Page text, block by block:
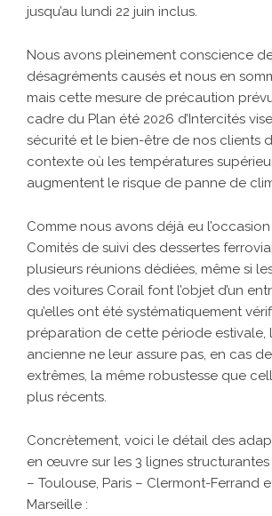
jusqu’au lundi 22 juin inclus.
Nous avons pleinement conscience
désagréments causés et nous en
mais cette mesure de précaution
cadre du Plan été 2026 d’Intercités
sécurité et le bien-être de nos clients
contexte où les températures
augmentent le risque de panne de
Comme nous avons déjà eu
Comités de suivi des dessertes
plusieurs réunions dédiées, même si
des voitures Corail font l’objet d’un
qu’elles ont été systématiquement
préparation de cette période estivale,
ancienne ne leur assure pas, en cas
extrêmes, la même robustesse que
plus récents.
Concrètement, voici le détail des
en œuvre sur les 3 lignes structurantes
– Toulouse, Paris – Clermont-Ferrand
Marseille :